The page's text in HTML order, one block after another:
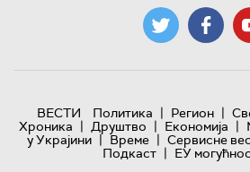
ВЕСТИ Политика | Регион |
Хроника | Друштво | Економија |
у Украјини | Време | Сервисне
Подкаст | ЕУ